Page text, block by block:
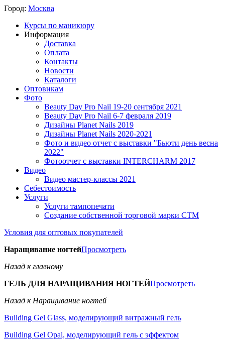
Город: Москва
Курсы по маникюру
Информация
Доставка
Оплата
Контакты
Новости
Каталоги
Оптовикам
Фото
Beauty Day Pro Nail 19-20 сентября 2021
Beauty Day Pro Nail 6-7 февраля 2019
Дизайны Planet Nails 2019
Дизайны Planet Nails 2020-2021
Фото и видео отчет с выставки "Бьюти день весна
2022"
Фотоотчет с выставки INTERCHARM 2017
Видео
Видео мастер-классы 2021
Себестоимость
Услуги
Услуги тампопечати
Создание собственной торговой марки СТМ
Условия для оптовых покупателей
Наращивание ногтейПросмотреть
Назад к главному
ГЕЛЬ ДЛЯ НАРАЩИВАНИЯ НОГТЕЙПросмотреть
Назад к Наращивание ногтей
Building Gel Glass, моделирующий витражный гель
Building Gel Opal, моделирующий гель с эффектом